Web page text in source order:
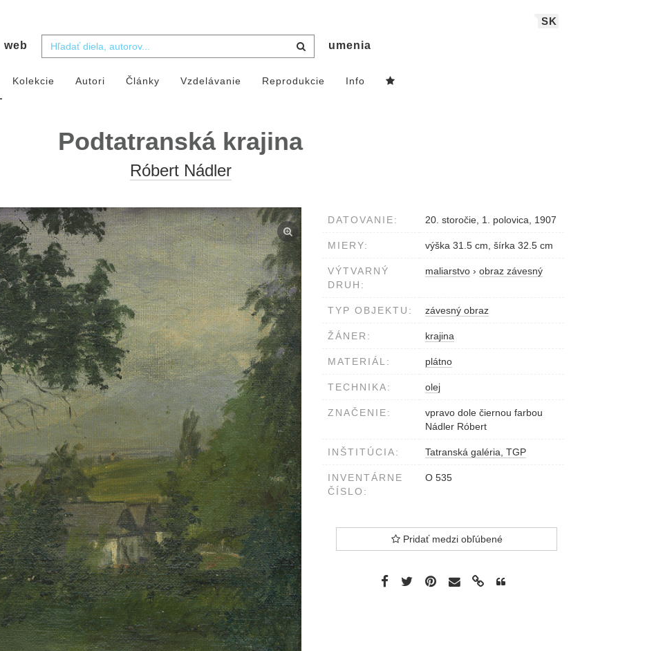
SK
web umenia
Kolekcie Autori Články Vzdelávanie Reprodukcie Info
Podtatranská krajina
Róbert Nádler
DATOVANIE: 20. storočie, 1. polovica, 1907
MIERY: výška 31.5 cm, šírka 32.5 cm
VÝTVARNÝ
DRUH:
maliarstvo › obraz závesný
TYP OBJEKTU: závesný obraz
ŽÁNER: krajina
MATERIÁL: plátno
TECHNIKA: olej
ZNAČENIE:
vpravo dole čiernou farbou
Nádler Róbert
INŠTITÚCIA: Tatranská galéria, TGP
INVENTÁRNE
ČÍSLO:
O 535
Pridať medzi obľúbené